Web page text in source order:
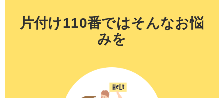
片付け110番ではそんなお悩
みを